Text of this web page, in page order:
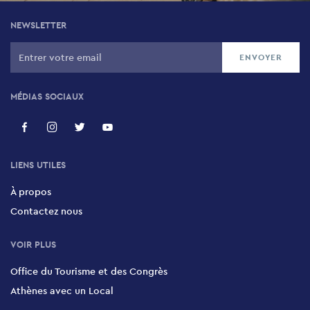
NEWSLETTER
MÉDIAS SOCIAUX
LIENS UTILES
À propos
Contactez nous
VOIR PLUS
Office du Tourisme et des Congrès
Athènes avec un Local